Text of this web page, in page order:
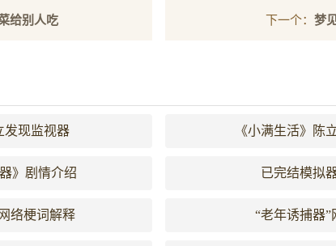
给别人吃 下一个： 梦
发现监视器 《小满生活》陈
》剧情介绍 已完结模拟
络梗词解释 “老年诱捕器